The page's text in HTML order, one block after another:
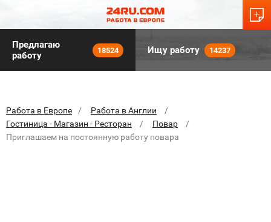
Предлагаю
работу
18524 Ищу работу 14237
Работа в Европе
Работа в Англии
Гостиница - Магазин - Ресторан
Повар
Приглашаем на постоянную работу повара